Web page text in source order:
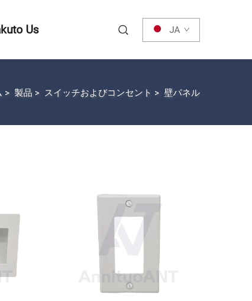
Us JA
> 製品 > スイッチおよびコンセント > 壁パネル